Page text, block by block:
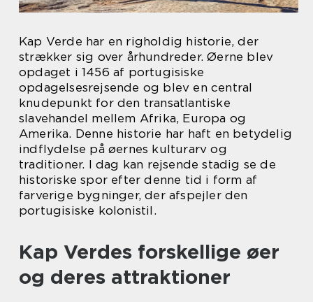
Kap Verde har en righoldig historie, der
strækker sig over århundreder. Øerne blev
opdaget i 1456 af portugisiske
opdagelsesrejsende og blev en central
knudepunkt for den transatlantiske
slavehandel mellem Afrika, Europa og
Amerika. Denne historie har haft en betydelig
indflydelse på øernes kulturarv og
traditioner. I dag kan rejsende stadig se de
historiske spor efter denne tid i form af
farverige bygninger, der afspejler den
portugisiske kolonistil.
Kap Verdes forskellige øer
og deres attraktioner